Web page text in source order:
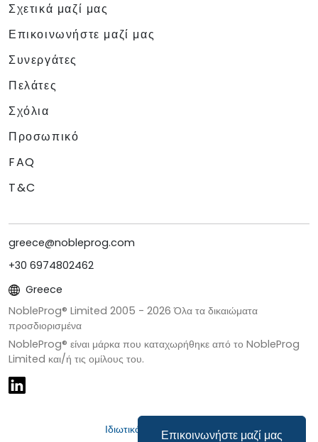
Επικοινωνήστε μαζί μας
Σχετικά μαζί μας
Επικοινωνήστε μαζί μας
Συνεργάτες
Πελάτες
Σχόλια
Προσωπικό
FAQ
T&C
greece@nobleprog.com
+30 6974802462
Greece
NobleProg® Limited 2005 - 2026 Όλα τα δικαιώματα
προσδιορισμένα
NobleProg® είναι μάρκα που καταχωρήθηκε από το NobleProg
Limited και/ή τις ομίλους του.
Ιδιωτικότητα & Cookies